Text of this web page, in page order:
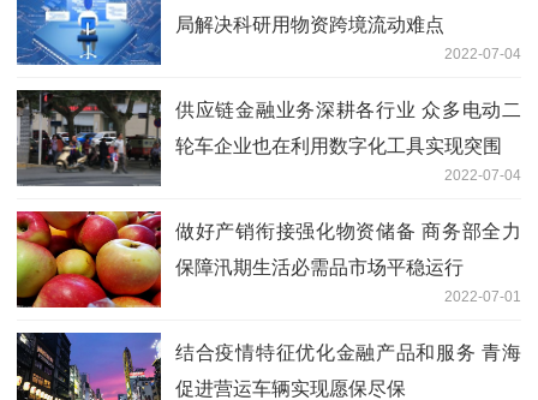
局解决科研用物资跨境流动难点
2022-07-04
供应链金融业务深耕各行业 众多电动二
轮车企业也在利用数字化工具实现突围
2022-07-04
做好产销衔接强化物资储备 商务部全力
保障汛期生活必需品市场平稳运行
2022-07-01
结合疫情特征优化金融产品和服务 青海
促进营运车辆实现愿保尽保